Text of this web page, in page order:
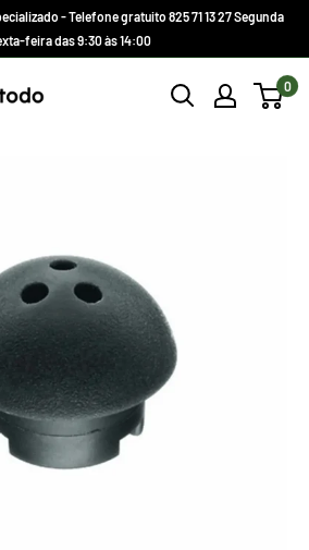
- Telefone gratuito 825 71 13 27 Segunda
feira das 9:30 às 14:00
0